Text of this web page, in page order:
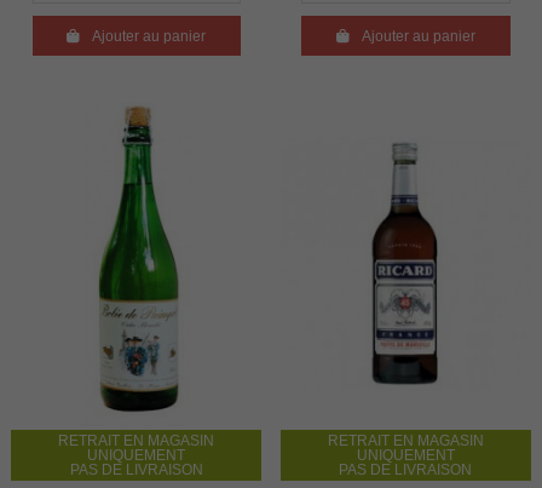
Ajouter au panier Ajouter au panier
RETRAIT EN MAGASIN
UNIQUEMENT
PAS DE LIVRAISON
RETRAIT EN MAGASIN
UNIQUEMENT
PAS DE LIVRAISON